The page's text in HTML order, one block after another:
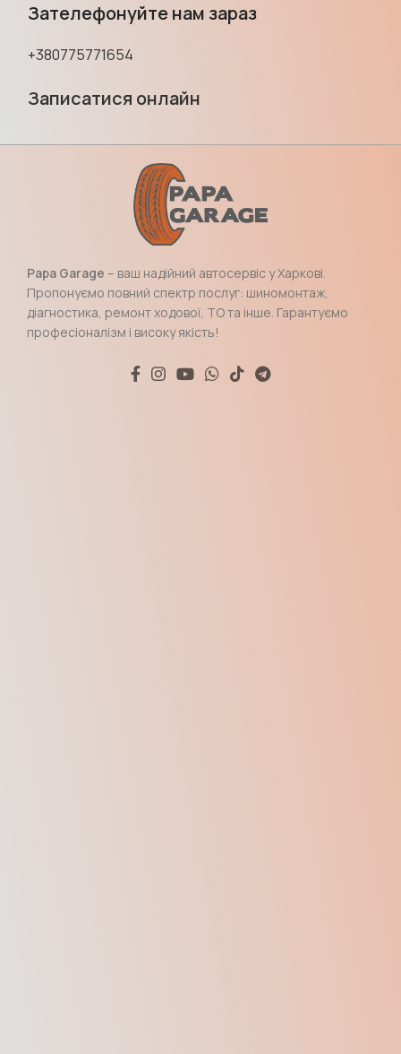
Зателефонуйте нам зараз
+380775771654
Записатися онлайн
Papa Garage – ваш надійний автосервіс у Харкові.
Пропонуємо повний спектр послуг: шиномонтаж,
діагностика, ремонт ходової, ТО та інше. Гарантуємо
професіоналізм і високу якість!